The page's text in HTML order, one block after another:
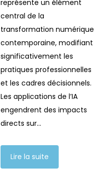
représente un élément
central de la
transformation numérique
contemporaine, modifiant
significativement les
pratiques professionnelles
et les cadres décisionnels.
Les applications de l’IA
engendrent des impacts
directs sur…
Lire la suite